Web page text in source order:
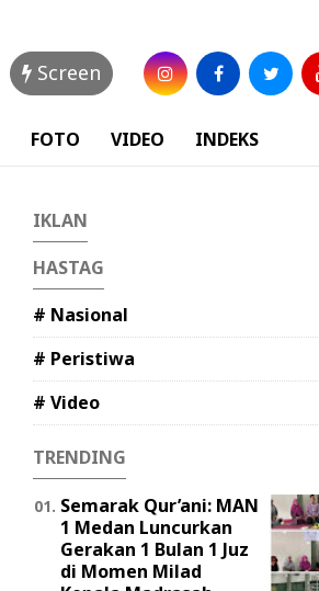
Screen
FOTO VIDEO INDEKS
IKLAN
HASTAG
# Nasional
# Peristiwa
# Video
TRENDING
Semarak Qur’ani: MAN
1 Medan Luncurkan
Gerakan 1 Bulan 1 Juz
di Momen Milad